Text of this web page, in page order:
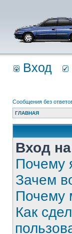
Вход
Сообщения без
ГЛАВНАЯ
Вход
Почему
Зачем
Почему
Как